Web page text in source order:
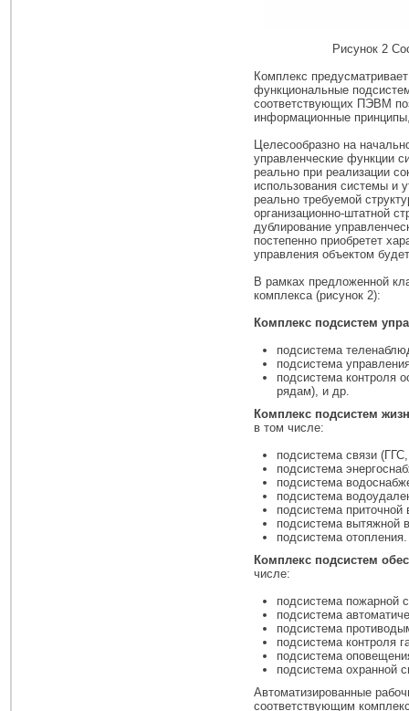
Рисунок 2
Комплекс
функциональные
соответствующих ПЭВМ
информационные
Целесообразно на
управленческие функции
реально при реализации
использования системы и
реально требуемой
организационно-штатной
дублирование
постепенно приобретет
управления объектом
В рамках предложенной
комплекса (рисунок 2):
Комплекс подсистем
подсистема
подсистема
подсистема контроля
рядам), и др.
Комплекс подсистем
в том числе:
подсистема связи
подсистема
подсистема
подсистема
подсистема приточной
подсистема вытяжной
подсистема отопления.
Комплекс подсистем
числе:
подсистема пожарной
подсистема
подсистема
подсистема контроля
подсистема
подсистема охранной
Автоматизированные
соответствующим